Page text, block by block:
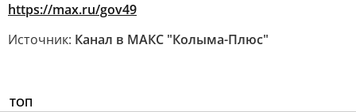
https://max.ru/gov49
Источник: Канал в МАКС "Колыма-Плюс"
ТОП